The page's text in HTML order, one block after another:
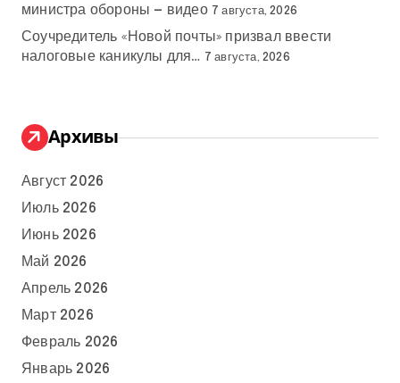
министра обороны — видео 7 августа, 2026
Соучредитель «Новой почты» призвал ввести
налоговые каникулы для…
7 августа, 2026
Архивы
Август 2026
Июль 2026
Июнь 2026
Май 2026
Апрель 2026
Март 2026
Февраль 2026
Январь 2026